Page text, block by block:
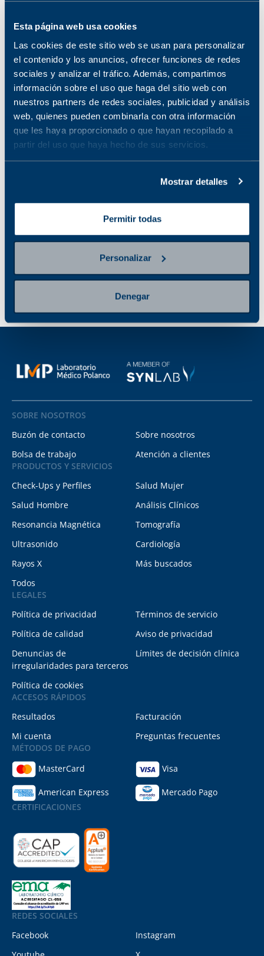
Esta página web usa cookies
Las cookies de este sitio web se usan para personalizar
el contenido y los anuncios, ofrecer funciones de redes
sociales y analizar el tráfico. Además, compartimos
información sobre el uso que haga del sitio web con
nuestros partners de redes sociales, publicidad y análisis
web, quienes pueden combinarla con otra información
que les haya proporcionado o que hayan recopilado a
partir del uso que haya hecho de sus servicios.
Mostrar detalles
Permitir todas
Personalizar
Denegar
Cultivo de
exudado vaginal
No disponible en la
sucursal seleccionada
Ver sucursales donde
EXUDADO NASAL
No disponible en la
sucursal seleccionada
Ver sucursales donde
CULTIVO DE
EXUDADO
VULVAR
Ver sucursales donde
SOBRE NOSOTROS
Buzón de contacto
Sobre nosotros
Bolsa de trabajo
Atención a clientes
PRODUCTOS Y SERVICIOS
Check-Ups y Perfiles
Salud Mujer
Salud Hombre
Análisis Clínicos
Resonancia Magnética
Tomografía
Ultrasonido
Cardiología
Rayos X
Más buscados
Todos
LEGALES
Política de privacidad
Términos de servicio
Política de calidad
Aviso de privacidad
Denuncias de
irregularidades para terceros
Límites de decisión clínica
Política de cookies
ACCESOS RÁPIDOS
Resultados
Facturación
Mi cuenta
Preguntas frecuentes
MÉTODOS DE PAGO
MasterCard
Visa
American Express
Mercado Pago
CERTIFICACIONES
REDES SOCIALES
Facebook
Instagram